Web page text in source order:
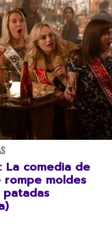
La comedia de
rompe moldes
patadas